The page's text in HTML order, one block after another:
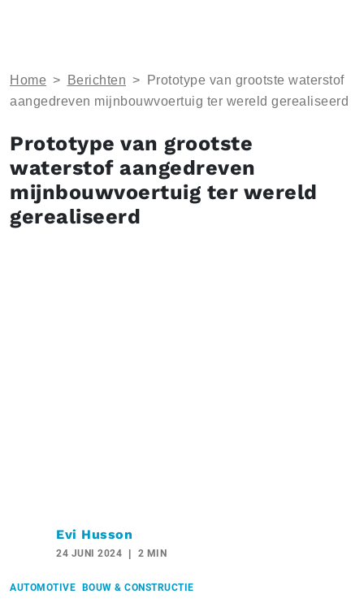
Home > Berichten >
Prototype van grootste waterstof
aangedreven mijnbouwvoertuig ter wereld gerealiseerd
Prototype van grootste
waterstof aangedreven
mijnbouwvoertuig ter wereld
gerealiseerd
Evi Husson
24 JUNI 2024 2 MIN
AUTOMOTIVE BOUW & CONSTRUCTIE